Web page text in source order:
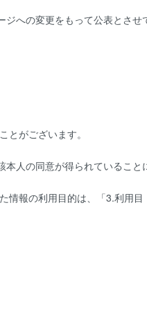
への変更をもって公表とさせ
がございます。
本人の同意が得られていること
情報の利用目的は、「3.利用目